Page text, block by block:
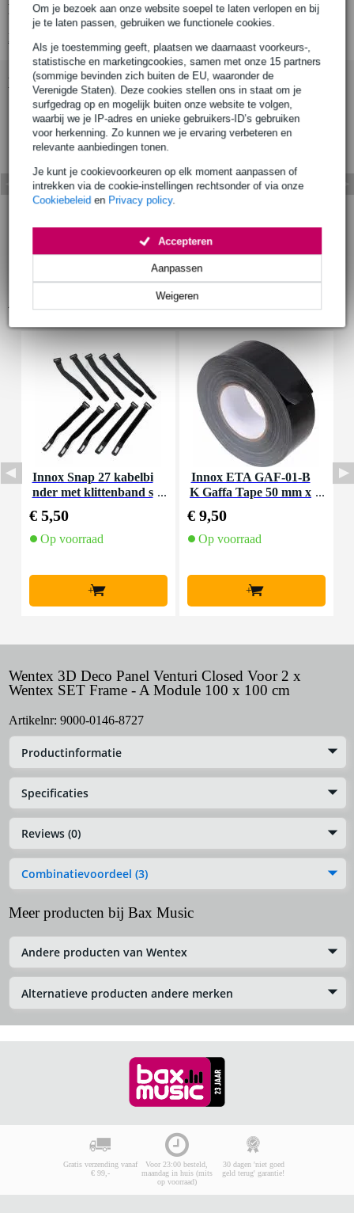
Om je bezoek aan onze website soepel te laten verlopen en bij
je te laten passen, gebruiken we functionele cookies.
Als je toestemming geeft, plaatsen we daarnaast voorkeurs-,
statistische en marketingcookies, samen met onze 15 partners
(sommige bevinden zich buiten de EU, waaronder de
Verenigde Staten). Deze cookies stellen ons in staat om je
surfgedrag op en mogelijk buiten onze website te volgen,
waarbij we je IP-adres en unieke gebruikers-ID’s gebruiken
voor herkenning. Zo kunnen we je ervaring verbeteren en
relevante aanbiedingen tonen.
Je kunt je cookievoorkeuren op elk moment aanpassen of
intrekken via de cookie-instellingen rechtsonder of via onze
Cookiebeleid en Privacy policy.
Weigeren
Aanpassen
Accepteren
Productinformatie
Bekijk ook eens (7)
Innox Snap 27 kabelbi
nder met klittenband s
€ 5,50
Op voorraad
+
Innox ETA GAF-01-B
K Gaffa Tape 50 mm x
€ 9,50
Op voorraad
+
Wentex 3D Deco Panel Venturi Closed Voor 2 x
Wentex SET Frame - A Module 100 x 100 cm
Artikelnr: 9000-0146-8727
Productinformatie
Specificaties
Reviews (0)
Combinatievoordeel (3)
Meer producten bij Bax Music
Andere producten van Wentex
Alternatieve producten andere merken
Gratis verzending vanaf
€ 99,-
Voor 23:00 besteld,
maandag in huis (mits
op voorraad)
30 dagen 'niet goed
geld terug' garantie!